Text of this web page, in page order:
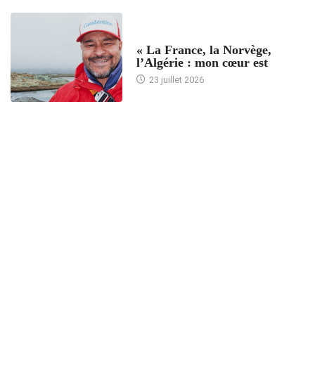
« La France, la Norvège,
l’Algérie : mon cœur est
23 juillet 2026